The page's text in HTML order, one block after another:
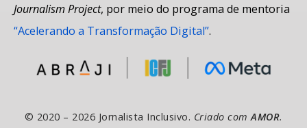
Journalism Project, por meio do programa de mentoria
“Acelerando a Transformação Digital”.
© 2020 – 2026 Jornalista Inclusivo. Criado comAMOR.